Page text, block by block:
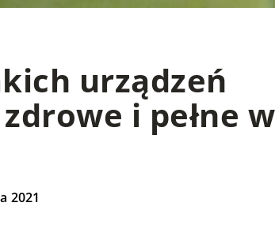
urządzeń
i pełne
2021